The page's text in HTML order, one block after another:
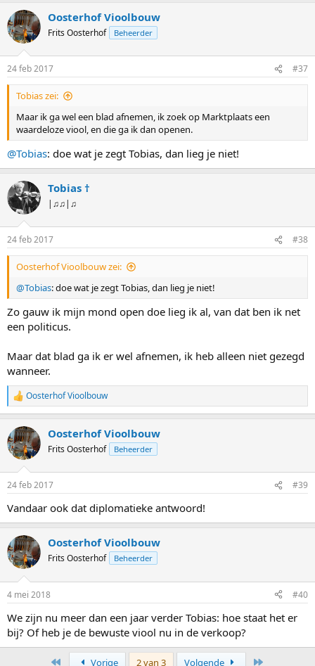
Oosterhof Vioolbouw
Frits Oosterhof Beheerder
24 feb 2017 #37
Tobias zei:
Maar ik ga wel een blad afnemen, ik zoek op Marktplaats een
waardeloze viool, en die ga ik dan openen.
@Tobias: doe wat je zegt Tobias, dan lieg je niet!
Tobias †
|♫♫|♫
24 feb 2017 #38
Oosterhof Vioolbouw zei:
@Tobias: doe wat je zegt Tobias, dan lieg je niet!
Zo gauw ik mijn mond open doe lieg ik al, van dat ben ik net
een politicus.
Maar dat blad ga ik er wel afnemen, ik heb alleen niet gezegd
wanneer.
W
a
r
d
e
n
e
n
Oosterhof Vioolbouw
Oosterhof Vioolbouw
Frits Oosterhof Beheerder
24 feb 2017 #39
Vandaar ook dat diplomatieke antwoord!
Oosterhof Vioolbouw
Frits Oosterhof Beheerder
4 mei 2018 #40
We zijn nu meer dan een jaar verder Tobias: hoe staat het er
bij? Of heb je de bewuste viool nu in de verkoop?
Eerste Vorige 2 van 3 Volgende